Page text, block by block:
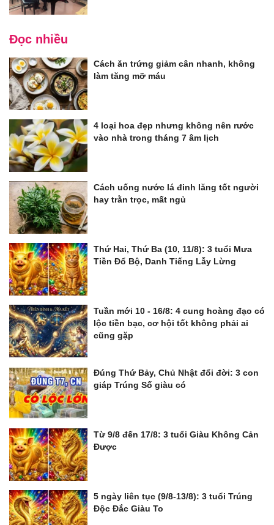
Đọc nhiều
Cách ăn trứng giảm cân nhanh, không
làm tăng mỡ máu
4 loại hoa đẹp nhưng không nên rước
vào nhà trong tháng 7 âm lịch
Cách uống nước lá đinh lăng tốt người
hay trằn trọc, mất ngủ
Thứ Hai, Thứ Ba (10, 11/8): 3 tuổi Mưa
Tiền Đổ Bộ, Danh Tiếng Lẫy Lừng
Tuần mới 10 - 16/8: 4 cung hoàng đạo có
lộc tiền bạc, cơ hội tốt không phải ai
cũng gặp
Đúng Thứ Bảy, Chủ Nhật đổi đời: 3 con
giáp Trúng Số giàu có
Từ 9/8 đến 17/8: 3 tuổi Giàu Không Cản
Được
5 ngày liên tục (9/8-13/8): 3 tuổi Trúng
Độc Đắc Giàu To